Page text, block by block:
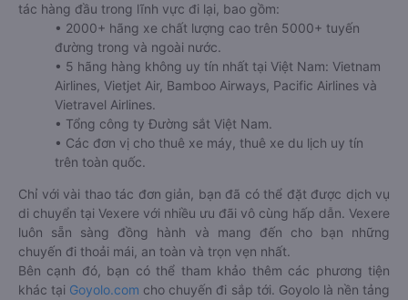
tác hàng đầu trong lĩnh vực đi lại, bao gồm:
• 2000+ hãng xe chất lượng cao trên 5000+ tuyến
đường trong và ngoài nước.
• 5 hãng hàng không uy tín nhất tại Việt Nam: Vietnam
Airlines, Vietjet Air, Bamboo Airways, Pacific Airlines và
Vietravel Airlines.
• Tổng công ty Đường sắt Việt Nam.
• Các đơn vị cho thuê xe máy, thuê xe du lịch uy tín
trên toàn quốc.
Chỉ với vài thao tác đơn giản, bạn đã có thể đặt được dịch vụ
di chuyển tại Vexere với nhiều ưu đãi vô cùng hấp dẫn. Vexere
luôn sẵn sàng đồng hành và mang đến cho bạn những
chuyến đi thoải mái, an toàn và trọn vẹn nhất.
Bên cạnh đó, bạn có thể tham khảo thêm các phương tiện
khác tại Goyolo.com cho chuyến đi sắp tới. Goyolo là nền tảng